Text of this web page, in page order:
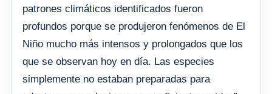
patrones climáticos identificados fueron
profundos porque se produjeron fenómenos de El
Niño mucho más intensos y prolongados que los
que se observan hoy en día. Las especies
simplemente no estaban preparadas para